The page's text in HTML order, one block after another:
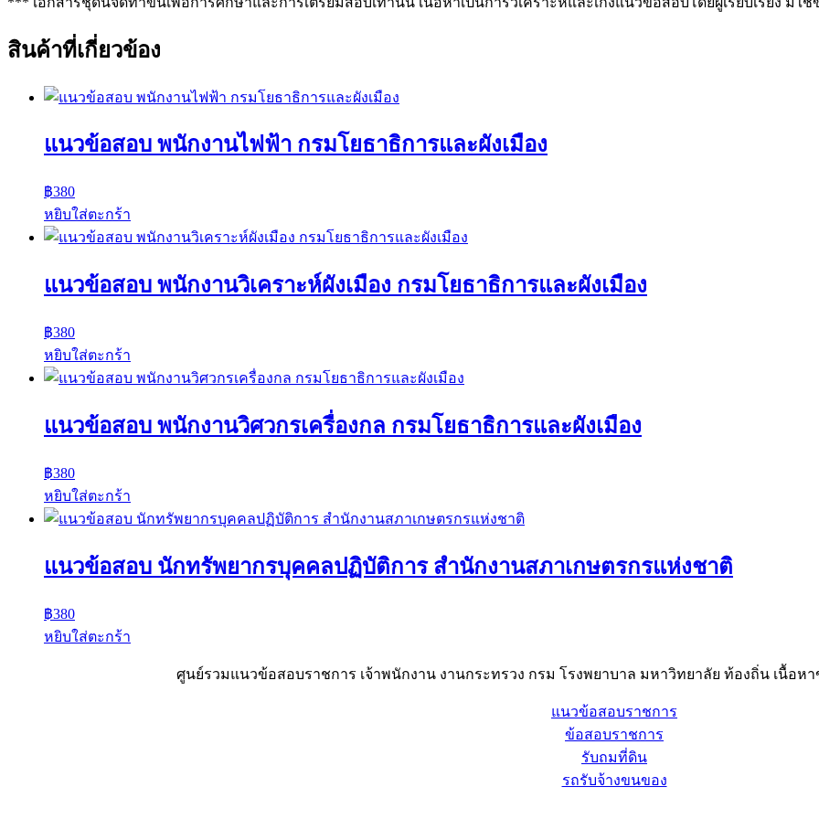
สินค้าที่เกี่ยวข้อง
แนวข้อสอบ พนักงานไฟฟ้า กรมโยธาธิการและผังเมือง
฿380
หยิบใส่ตะกร้า
แนวข้อสอบ พนักงานวิเคราะห์ผังเมือง กรมโยธาธิการและผังเมือง
฿380
หยิบใส่ตะกร้า
แนวข้อสอบ พนักงานวิศวกรเครื่องกล กรมโยธาธิการและผังเมือง
฿380
หยิบใส่ตะกร้า
แนวข้อสอบ นักทรัพยากรบุคคลปฏิบัติการ สำนักงานสภาเกษตรกรแห่งชาติ
฿380
หยิบใส่ตะกร้า
ศูนย์รวมแนวข้อสอบราชการ เจ้าพนักงาน งานกระทรวง กรม โรงพยาบาล มหาวิทยาลัย ท้องถิ่น เนื้อ
แนวข้อสอบราชการ
ข้อสอบราชการ
รับถมที่ดิน
รถรับจ้างขนของ